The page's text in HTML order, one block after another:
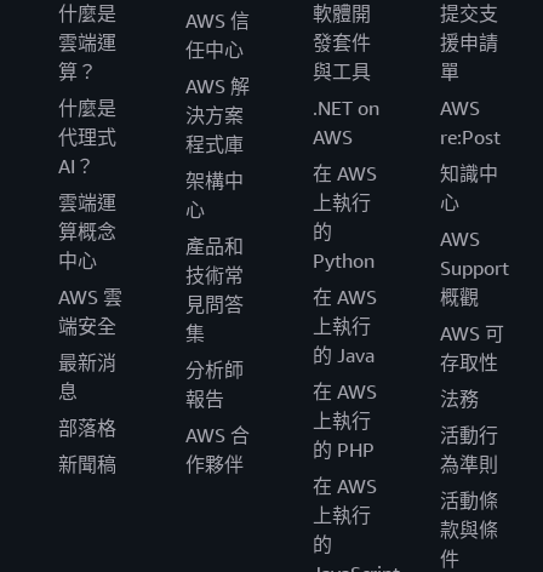
什麼是
雲端運
算？
什麼是
代理式
AI？
雲端運
算概念
中心
AWS 雲
端安全
最新消
息
部落格
新聞稿
AWS 信
任中心
AWS 解
決方案
程式庫
架構中
心
產品和
技術常
見問答
集
分析師
報告
AWS 合
作夥伴
軟體開
發套件
與工具
.NET on
AWS
在 AWS
上執行
的
Python
在 AWS
上執行
的 Java
在 AWS
上執行
的 PHP
在 AWS
上執行
的
提交支
援申請
單
AWS
re:Post
知識中
心
AWS
Support
概觀
AWS 可
存取性
法務
活動行
為準則
活動條
款與條
件